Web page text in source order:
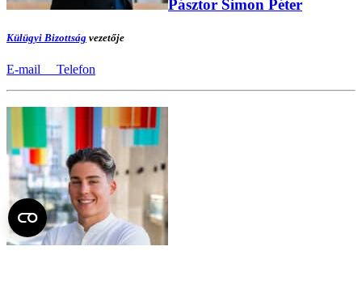
Pásztor Simon Péter
Külügyi Bizottság vezetője
E-mail Telefon